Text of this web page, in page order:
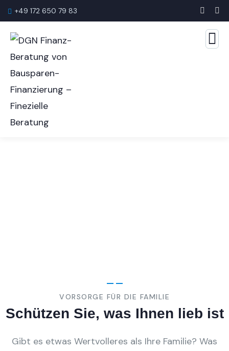
+49 172 650 79 83
VORSORGE FÜR DIE FAMILIE
Schützen Sie, was Ihnen lieb ist
Gibt es etwas Wertvolleres als Ihre Familie? Was